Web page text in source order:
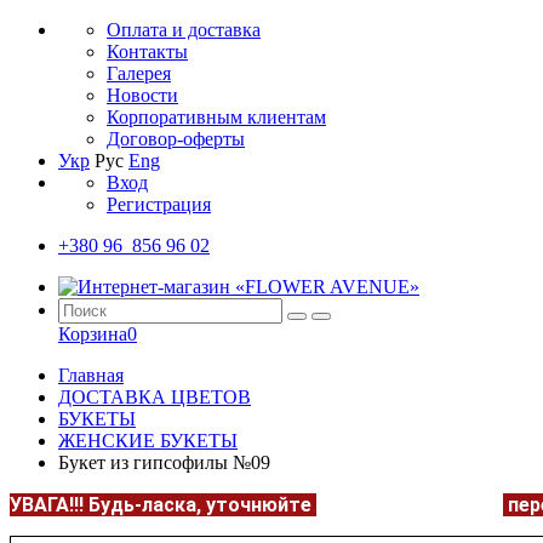
Оплата и доставка
Контакты
Галерея
Новости
Корпоративным клиентам
Договор-оферты
Укр Рус Eng
Вход
Регистрация
+380 96 856 96 02
Корзина0
Главная
ДОСТАВКА ЦВЕТОВ
БУКЕТЫ
ЖЕНСКИЕ БУКЕТЫ
Букет из гипсофилы №09
УВАГА!!! Будь-ласка, уточнюйте